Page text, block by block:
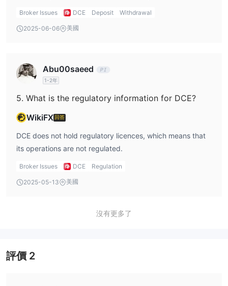
trading, and the account fee is almost zero.
Broker Issues DCE Deposit Withdrawal
2025-06-06 美國
Abu00saeed
1-2年
5. What is the regulatory information for DCE?
WikiFX 回答
DCE does not hold regulatory licences, which means that
its operations are not regulated.
Broker Issues DCE Regulation
2025-05-13 美國
沒有更多了
評價 2